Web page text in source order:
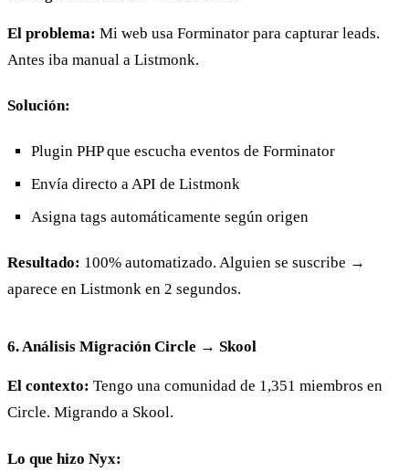
El problema: Mi web usa Forminator para capturar leads.
Antes iba manual a Listmonk.
Solución:
Plugin PHP que escucha eventos de Forminator
Envía directo a API de Listmonk
Asigna tags automáticamente según origen
Resultado: 100% automatizado. Alguien se suscribe →
aparece en Listmonk en 2 segundos.
6. Análisis Migración Circle → Skool
El contexto: Tengo una comunidad de 1,351 miembros en
Circle. Migrando a Skool.
Lo que hizo Nyx: